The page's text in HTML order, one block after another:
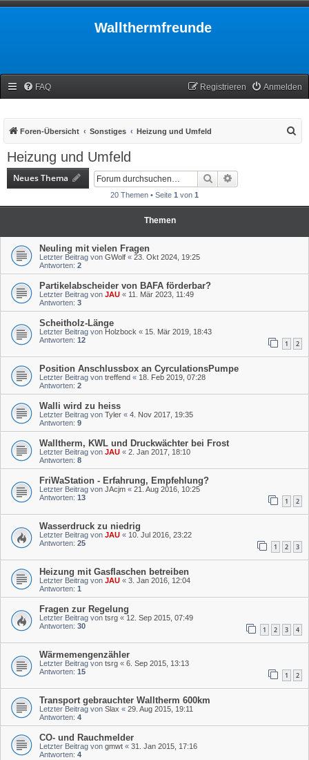
Wallthermfreunde
FAQ Anmelden
Registrieren
Foren-Übersicht Sonstiges Heizung und Umfeld
Heizung und Umfeld
Neues Thema Suche
20 Themen • Seite 1 von 1
Themen
Neuling mit vielen Fragen
Letzter Beitrag von GWolf « 23. Okt 2024, 19:25
Antworten: 2
Partikelabscheider von BAFA förderbar?
Letzter Beitrag von JAU « 11. Mär 2023, 11:49
Antworten: 3
Scheitholz-Länge
Letzter Beitrag von Holzbock « 15. Mär 2019, 18:43
Antworten: 12 1 2
Position Anschlussbox an CyrculationsPumpe
Letzter Beitrag von treffend « 18. Feb 2019, 07:28
Antworten: 2
Walli wird zu heiss
Letzter Beitrag von Tyler « 4. Nov 2017, 19:35
Antworten: 9
Walltherm, KWL und Druckwächter bei Frost
Letzter Beitrag von JAU « 2. Jan 2017, 18:10
Antworten: 8
FriWaStation - Erfahrung, Empfehlung?
Letzter Beitrag von JAcjm « 21. Aug 2016, 10:25
Antworten: 13 1 2
Wasserdruck zu niedrig
Letzter Beitrag von JAU « 10. Jul 2016, 23:22
Antworten: 25 1 2 3
Heizung mit Gasflaschen betreiben
Letzter Beitrag von JAU « 3. Jan 2016, 12:04
Antworten: 1
Fragen zur Regelung
Letzter Beitrag von tsrg « 12. Sep 2015, 07:49
Antworten: 30 1 2 3 4
Wärmemengenzähler
Letzter Beitrag von tsrg « 6. Sep 2015, 13:13
Antworten: 15 1 2
Transport gebrauchter Walltherm 600km
Letzter Beitrag von Slax « 29. Aug 2015, 19:11
Antworten: 4
CO- und Rauchmelder
Letzter Beitrag von gmwt « 31. Jan 2015, 17:16
Antworten: 4